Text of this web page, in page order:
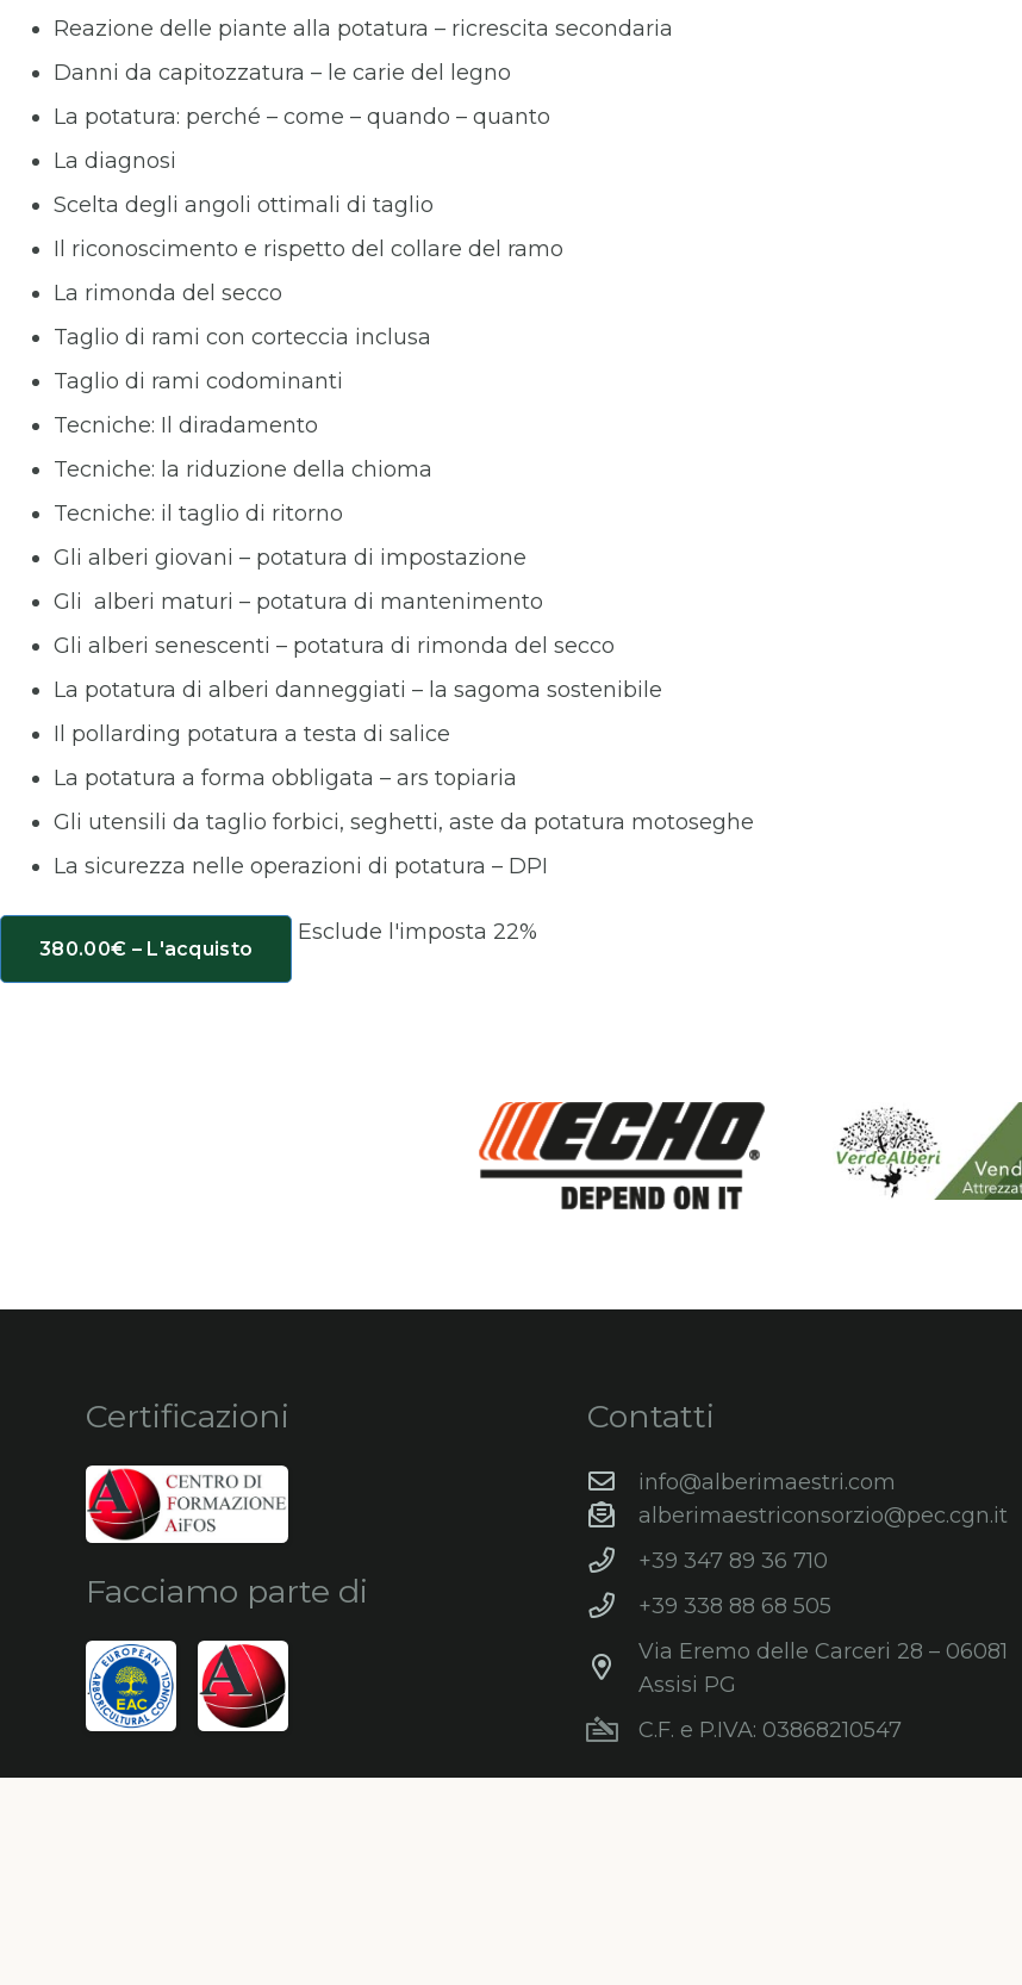
Reazione delle piante alla potatura – ricrescita secondaria
Danni da capitozzatura – le carie del legno
La potatura: perché – come – quando – quanto
La diagnosi
Scelta degli angoli ottimali di taglio
Il riconoscimento e rispetto del collare del ramo
La rimonda del secco
Taglio di rami con corteccia inclusa
Taglio di rami codominanti
Tecniche: Il diradamento
Tecniche: la riduzione della chioma
Tecniche: il taglio di ritorno
Gli alberi giovani – potatura di impostazione
Gli alberi maturi – potatura di mantenimento
Gli alberi senescenti – potatura di rimonda del secco
La potatura di alberi danneggiati – la sagoma sostenibile
Il pollarding potatura a testa di salice
La potatura a forma obbligata – ars topiaria
Gli utensili da taglio forbici, seghetti, aste da potatura motoseghe
La sicurezza nelle operazioni di potatura – DPI
380.00€ – L'acquisto
Esclude l'imposta 22%
Certificazioni
Facciamo parte di
Contatti
info@alberimaestri.com
alberimaestriconsorzio@pec.cgn.it
+39 347 89 36 710
+39 338 88 68 505
Via Eremo delle Carceri 28 – 06081
Assisi PG
C.F. e P.IVA: 03868210547